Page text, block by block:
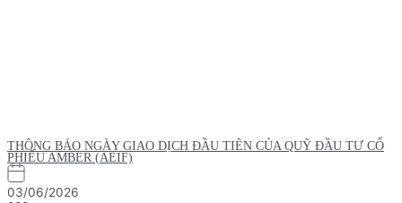
THÔNG BÁO NGÀY GIAO DỊCH ĐẦU TIÊN CỦA QUỸ ĐẦU TƯ CỔ
PHIẾU AMBER (AEIF)
03/06/2026